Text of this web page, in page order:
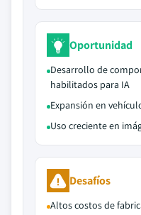
Oportunidad
Desarrollo de
habilitados para IA
Expansión en
Uso creciente en
Desafíos
Altos costos de